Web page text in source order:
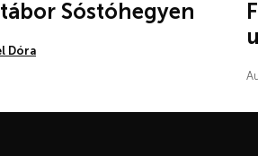
Sóstóhegyen
Dóra